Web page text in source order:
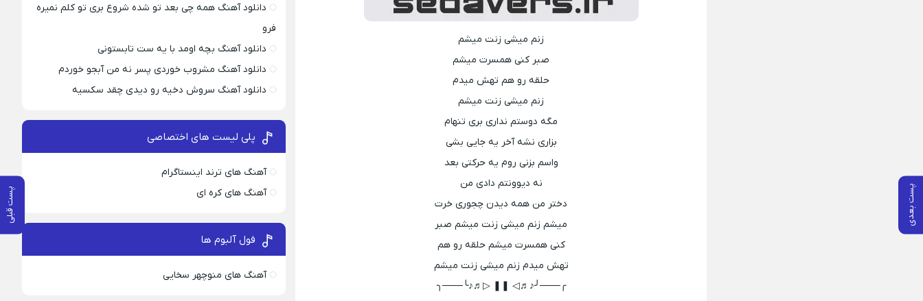
پست بعدی پست قبلی
زنم میشی زنت میشم
صبر کنی همسرت میشم
حلقه رو هم تهش میدم
زنم میشی زنت میشم
مگه دوستم نداری بری تنهام
بزاری نشه آخر یه جایی بشی
واسم بزنی روم یه حرکتی بعد
نه دیوونتم دادی من
دختر من همه دیدن چجوری خرت
میشم زنم میشی زنت میشم صبر
کنی همسرت میشم حلقه رو هم
تهش میدم زنم میشی زنت میشم
╭───╯♪♬◁ ❚❚ ▷♬♪╰───╮
دانلود آهنگ همه چی بعد تو شده شروع بری تو کلم نمیره
فرو
دانلود آهنگ بچه اومد با یه ست تابستونی
دانلود آهنگ مشروب خوردی پسر نه من آبجو خوردم
دانلود آهنگ سروش دخیه رو دیدی چقد سکسیه
پلی لیست های اختصاصی
آهنگ های ترند اینستاگرام
آهنگ های کره ای
فول آلبوم ها
آهنگ های منوچهر سخایی